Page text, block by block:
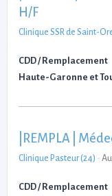
H/F
Clinique SSR de Saint-
CDD / Remplacement
Haute-Garonne et
|REMPLA |
Clinique Pasteur (24) -
CDD / Remplacement